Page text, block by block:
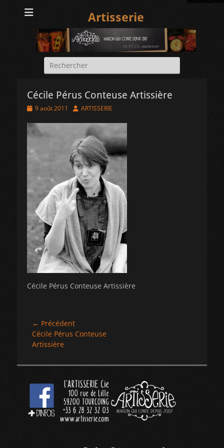
Artisserie
Rechercher :
Cécile Pérus Conteuse Artissière
Posted
9 août 2011 Author
ARTISSERIE
Cécile Pérus Conteuse Artissière
Navigation
de
l’article
← Précédent
Article
précédent :
Cécile Pérus Conteuse
Artissière